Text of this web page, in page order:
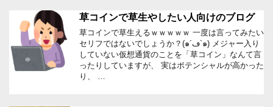
草コインで草生やしたい人向けのブログ
草コインで草生えるｗｗｗｗｗ 一度は言ってみたい
セリフではないでしょうか？(๑´ڡ`๑) メジャー入り
していない仮想通貨のことを「草コイン」なんて言
ったりしていますが、 実はポテンシャルが高かった
り、 …